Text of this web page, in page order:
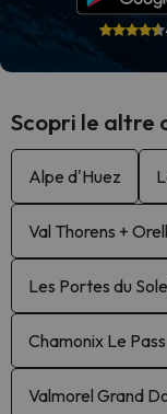
Scopri le altre
Alpe d'Huez
Val Thorens +
Les Portes du
Chamonix Le Pass
Valmorel Grand